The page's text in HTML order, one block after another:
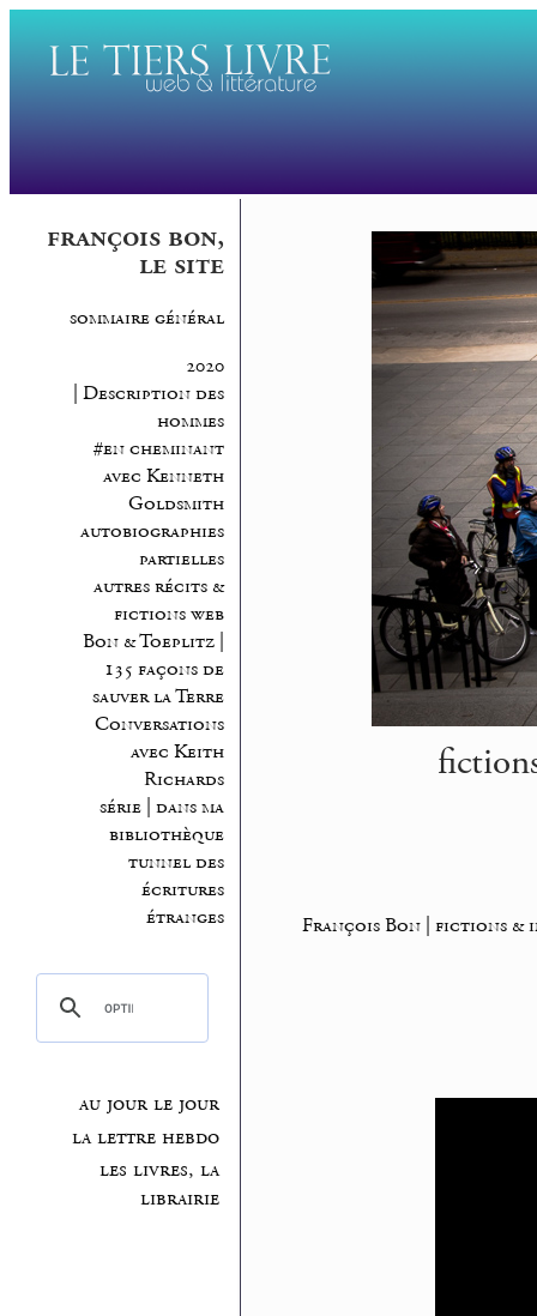
françois bon,
le site
sommaire général
2020
| Description des
hommes
#en cheminant
avec Kenneth
Goldsmith
autobiographies
partielles
autres récits &
fictions web
Bon & Toeplitz |
135 façons de
sauver la Terre
Conversations
avec Keith
Richards
série | dans ma
bibliothèque
tunnel des
écritures
étranges
au jour le jour
la lettre hebdo
les livres, la
librairie
François Bon | fictions &